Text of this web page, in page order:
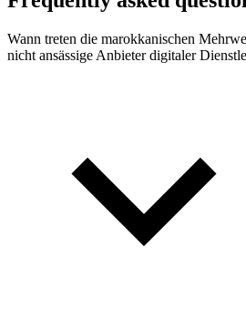
Wann treten die marokkanischen
nicht ansässige Anbieter digitaler